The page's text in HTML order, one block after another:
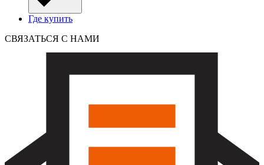
Где купить
СВЯЗАТЬСЯ С НАМИ